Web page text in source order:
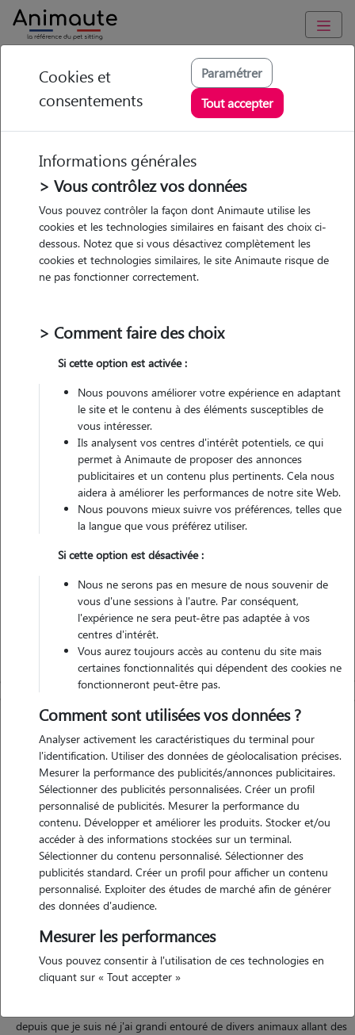
Animaute Occitanie Lignan-sur-Orb
Lea - Petsitter à
Pailhes
5/5 (1 avis)
• 26 ans
chez le Pet Sitter
Pas d'animaux Appartement
Non véhiculé
Gardes réalisées
Contacter
L'envoi d'une demande est sans engagement
Motivation
passionner des animaux et ayant grandi en leurs compagnie je me
propose pour garder vos animaux pendant votre absence les
animaux dont je suis le plus habituer sont les chiens, les chat et les
rongeurs qui sont ceux que j'ai le plus côtoyer
depuis que je suis né j'ai grandi entouré de divers animaux allant des
Cookies et
consentements
Paramétrer
Tout accepter
Informations générales
> Vous contrôlez vos données
Vous pouvez contrôler la façon dont Animaute utilise les
cookies et les technologies similaires en faisant des choix ci-
dessous. Notez que si vous désactivez complètement les
cookies et technologies similaires, le site Animaute risque de
ne pas fonctionner correctement.
> Comment faire des choix
Si cette option est activée :
Nous pouvons améliorer votre expérience en adaptant
le site et le contenu à des éléments susceptibles de
vous intéresser.
Ils analysent vos centres d'intérêt potentiels, ce qui
permet à Animaute de proposer des annonces
publicitaires et un contenu plus pertinents. Cela nous
aidera à améliorer les performances de notre site Web.
Nous pouvons mieux suivre vos préférences, telles que
la langue que vous préférez utiliser.
Si cette option est désactivée :
Nous ne serons pas en mesure de nous souvenir de
vous d'une sessions à l'autre. Par conséquent,
l'expérience ne sera peut-être pas adaptée à vos
centres d'intérêt.
Vous aurez toujours accès au contenu du site mais
certaines fonctionnalités qui dépendent des cookies ne
fonctionneront peut-être pas.
Comment sont utilisées vos données ?
Analyser activement les caractéristiques du terminal pour
l'identification. Utiliser des données de géolocalisation précises.
Mesurer la performance des publicités/annonces publicitaires.
Sélectionner des publicités personnalisées. Créer un profil
personnalisé de publicités. Mesurer la performance du
contenu. Développer et améliorer les produits. Stocker et/ou
accéder à des informations stockées sur un terminal.
Sélectionner du contenu personnalisé. Sélectionner des
publicités standard. Créer un profil pour afficher un contenu
personnalisé. Exploiter des études de marché afin de générer
des données d'audience.
Mesurer les performances
Vous pouvez consentir à l'utilisation de ces technologies en
cliquant sur « Tout accepter »